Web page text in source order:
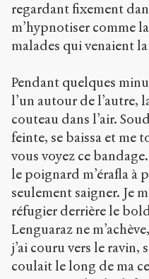
regardant fixement
m’hypnotiser comme
malades qui venaient
Pendant quelques
l’un autour de l’autre,
couteau dans l’air.
feinte, se baissa et me
vous voyez ce
le poignard m’érafla à
seulement saigner. Je
réfugier derrière le
Lenguaraz ne
j’ai couru vers le ravin,
coulait le long de ma